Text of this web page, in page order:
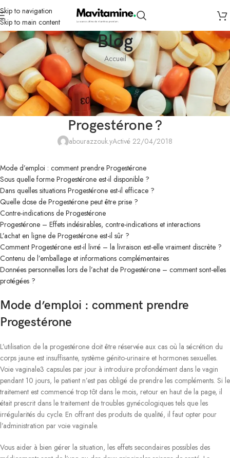
Skip to navigation
Skip to main content
Blog
Accueil
NON CLASSÉ
Prix de Progestérone en pharmacie
en ligne – Quel est le rôle de
Progestérone ?
abourazzouk.yActivé 22/04/2018
Mode d’emploi : comment prendre Progestérone
Sous quelle forme Progestérone est-il disponible ?
Dans quelles situations Progestérone est-il efficace ?
Quelle dose de Progestérone peut être prise ?
Contre-indications de Progestérone
Progestérone – Effets indésirables, contre-indications et interactions
L’achat en ligne de Progestérone est-il sûr ?
Comment Progestérone est-il livré – la livraison est-elle vraiment discrète ?
Contenu de l’emballage et informations complémentaires
Données personnelles lors de l’achat de Progestérone – comment sont-elles
protégées ?
Mode d’emploi : comment prendre
Progestérone
L’utilisation de la progestérone doit être réservée aux cas où la sécrétion du
corps jaune est insuffisante, système génito-urinaire et hormones sexuelles.
Voie vaginale3 capsules par jour à introduire profondément dans le vagin
pendant 10 jours, le patient n’est pas obligé de prendre les compléments. Si le
traitement est commencé trop tôt dans le mois, retour en haut de la page, il
était prescrit dans le traitement de troubles gynécologiques tels que les
irrégularités du cycle. En offrant des produits de qualité, il faut opter pour
l’administration par voie vaginale.
Vous aider à bien gérer la situation, les effets secondaires possibles des